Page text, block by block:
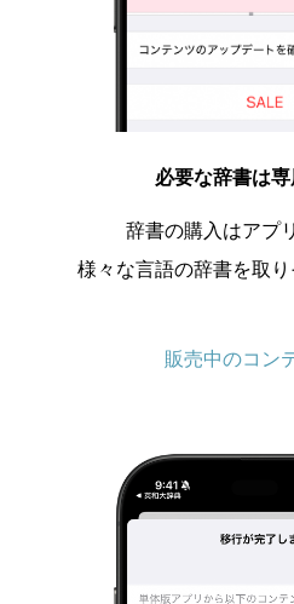
必要な辞書は
辞書の購入はアプ
様々な言語の辞書を取り
販売中のコン